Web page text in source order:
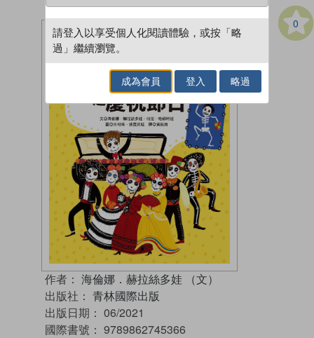
0
作者： 海倫娜．赫拉絲多娃 （文）
出版社： 青林國際出版
出版日期： 06/2021
國際書號： 9789862745366
請登入以享受個人化閱讀體驗，或按「略
過」繼續瀏覽。
成為會員 登入 略過